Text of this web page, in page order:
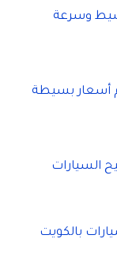
وسرعة
أسعار بسيطة
السيارات
بالكويت